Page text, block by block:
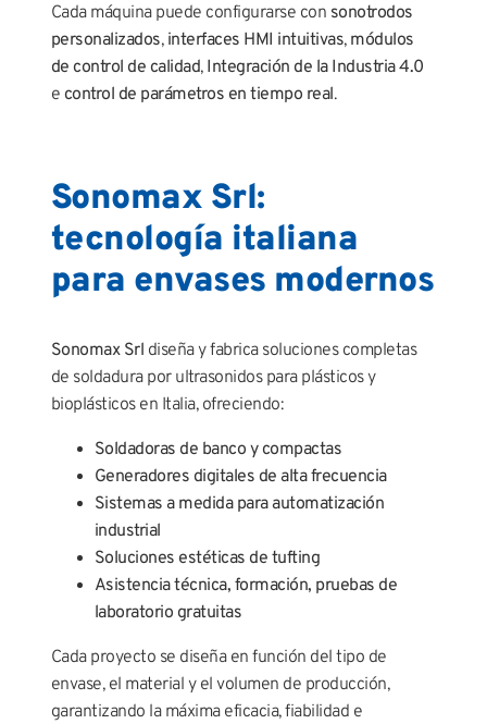
Cada máquina puede configurarse con sonotrodos
personalizados, interfaces HMI intuitivas, módulos
de control de calidad, Integración de la Industria 4.0
e control de parámetros en tiempo real.
Sonomax Srl:
tecnología italiana
para envases modernos
Sonomax Srl diseña y fabrica soluciones completas
de soldadura por ultrasonidos para plásticos y
bioplásticos en Italia, ofreciendo:
Soldadoras de banco y compactas
Generadores digitales de alta frecuencia
Sistemas a medida para automatización
industrial
Soluciones estéticas de tufting
Asistencia técnica, formación, pruebas de
laboratorio gratuitas
Cada proyecto se diseña en función del tipo de
envase, el material y el volumen de producción,
garantizando la máxima eficacia, fiabilidad e